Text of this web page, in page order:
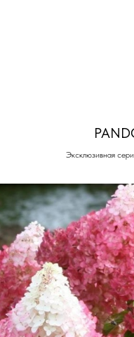
Эксклюзивная